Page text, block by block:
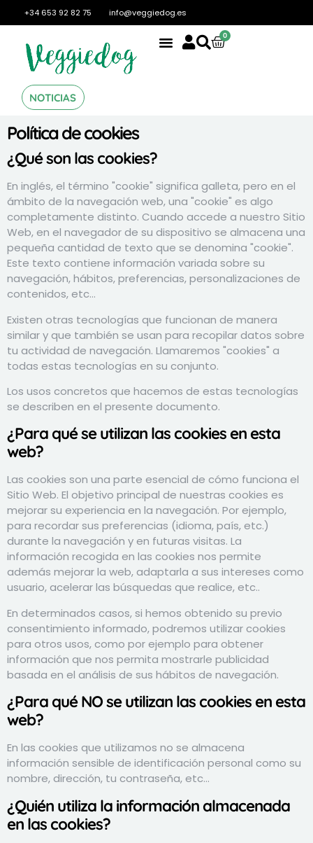
+34 653 92 82 75 info@veggiedog.es
0
NOTICIAS
Política de cookies
¿Qué son las cookies?
En inglés, el término "cookie" significa galleta, pero en el
ámbito de la navegación web, una "cookie" es algo
completamente distinto. Cuando accede a nuestro Sitio
Web, en el navegador de su dispositivo se almacena una
pequeña cantidad de texto que se denomina "cookie".
Este texto contiene información variada sobre su
navegación, hábitos, preferencias, personalizaciones de
contenidos, etc...
Existen otras tecnologías que funcionan de manera
similar y que también se usan para recopilar datos sobre
tu actividad de navegación. Llamaremos "cookies" a
todas estas tecnologías en su conjunto.
Los usos concretos que hacemos de estas tecnologías
se describen en el presente documento.
¿Para qué se utilizan las cookies en esta
web?
Las cookies son una parte esencial de cómo funciona el
Sitio Web. El objetivo principal de nuestras cookies es
mejorar su experiencia en la navegación. Por ejemplo,
para recordar sus preferencias (idioma, país, etc.)
durante la navegación y en futuras visitas. La
información recogida en las cookies nos permite
además mejorar la web, adaptarla a sus intereses como
usuario, acelerar las búsquedas que realice, etc..
En determinados casos, si hemos obtenido su previo
consentimiento informado, podremos utilizar cookies
para otros usos, como por ejemplo para obtener
información que nos permita mostrarle publicidad
basada en el análisis de sus hábitos de navegación.
¿Para qué NO se utilizan las cookies en esta
web?
En las cookies que utilizamos no se almacena
información sensible de identificación personal como su
nombre, dirección, tu contraseña, etc...
¿Quién utiliza la información almacenada
en las cookies?